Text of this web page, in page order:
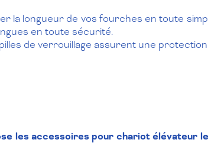
la longueur de vos fourches en toute
en toute sécurité.
de verrouillage assurent une
lesaccessoirespour chariot élévateur